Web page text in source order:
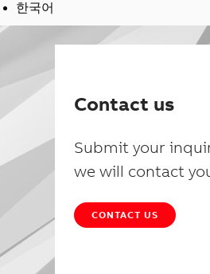
한국어
Contact us
Submit your
we will contact
CONTACT US